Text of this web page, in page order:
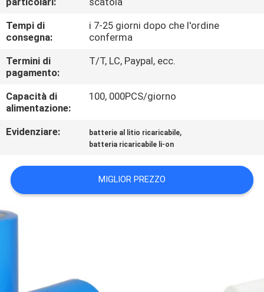
QUALITÀ
CONTATTICI
NOTIZIE
CITAZIONE
Tempi di
consegna:
i 7-25 giorni dopo che l'ordine
conferma
Termini di
pagamento:
T/T, LC, Paypal, ecc.
Capacità di
alimentazione:
100, 000PCS/giorno
Evidenziare: batterie al litio ricaricabile,
batteria ricaricabile li-on
MIGLIOR PREZZO